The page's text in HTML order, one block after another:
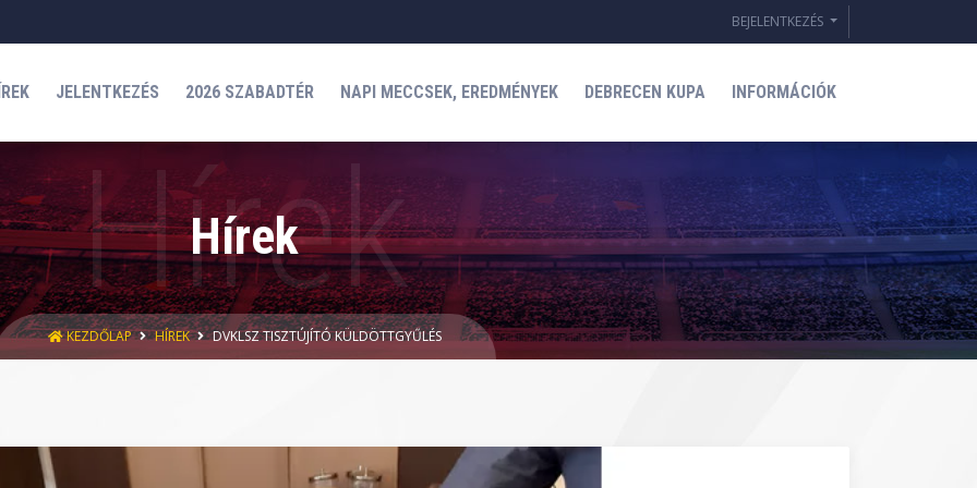
BEJELENTKEZÉS
JELENTKEZÉS 2026 SZABADTÉR NAPI MECCSEK, EREDMÉNYEK DEBRECEN KUPA INFORMÁCIÓK
Hírek
KEZDŐLAP HÍREK DVKLSZ TISZTÚJÍTÓ KÜLDÖTTGYŰLÉS